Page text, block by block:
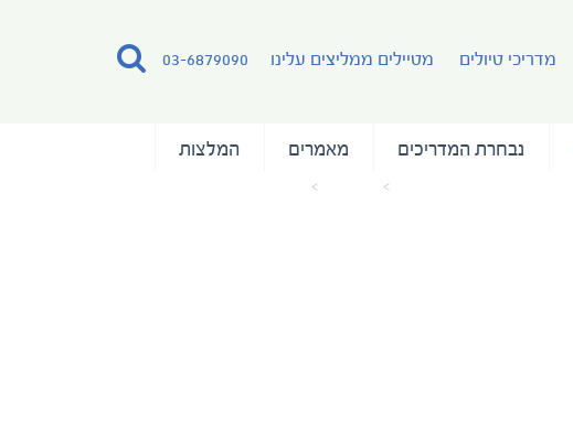
03-6879090 מדריכי טיולים מטיילים ממליצים עלינו
נבחרת המדריכים מאמרים המלצות